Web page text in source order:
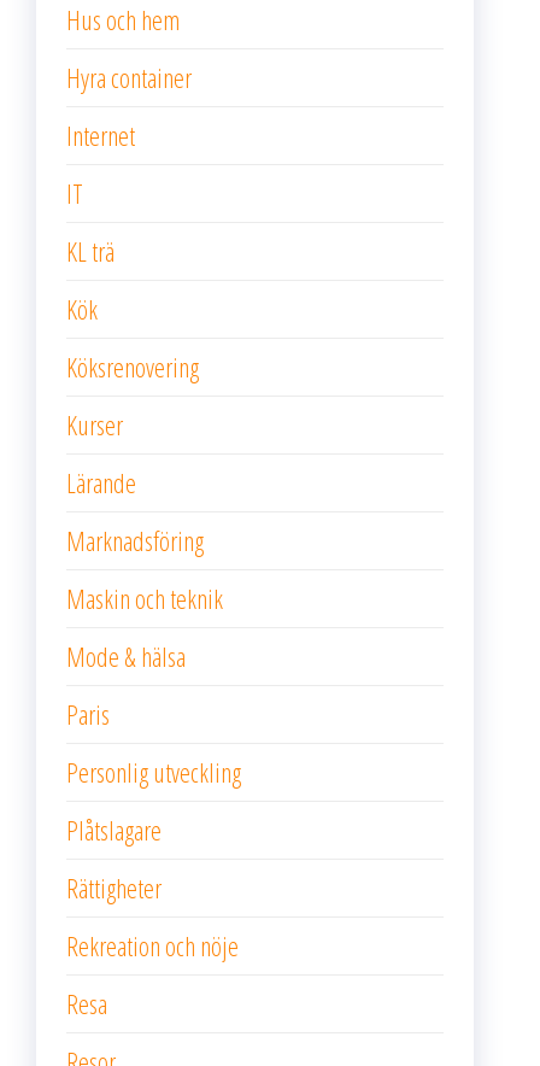
Hus och hem
Hyra container
Internet
IT
KL trä
Kök
Köksrenovering
Kurser
Lärande
Marknadsföring
Maskin och teknik
Mode & hälsa
Paris
Personlig utveckling
Plåtslagare
Rättigheter
Rekreation och nöje
Resa